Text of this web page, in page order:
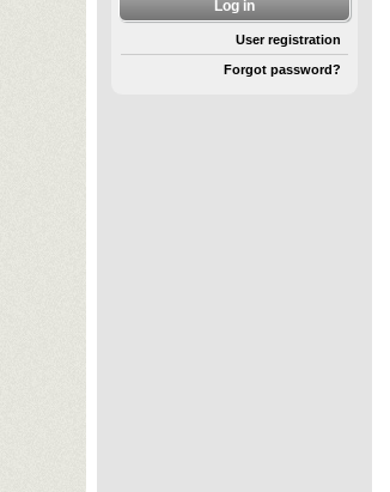
User registration
Forgot password?